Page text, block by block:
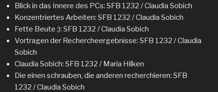
Blick in das Innere des PCs: SFB 1232 / Claudia Sobich
Konzentriertes Arbeiten: SFB 1232 / Claudia Sobich
Fette Beute ;): SFB 1232 / Claudia Sobich
Vortragen der Rechercheergebnisse: SFB 1232 / Claudia
Sobich
Claudia Sobich: SFB 1232 / Maria Hilken
Die einen schrauben, die anderen recherchieren: SFB
1232 / Claudia Sobich